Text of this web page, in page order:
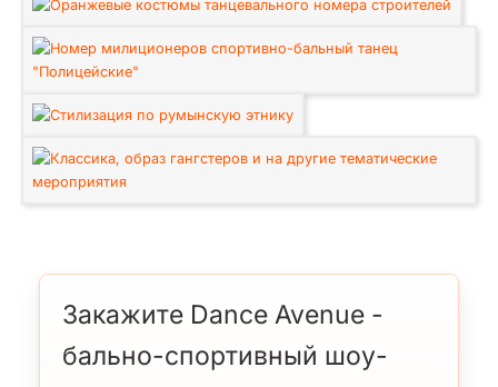
Закажите Dance Avenue -
бально-спортивный шоу-